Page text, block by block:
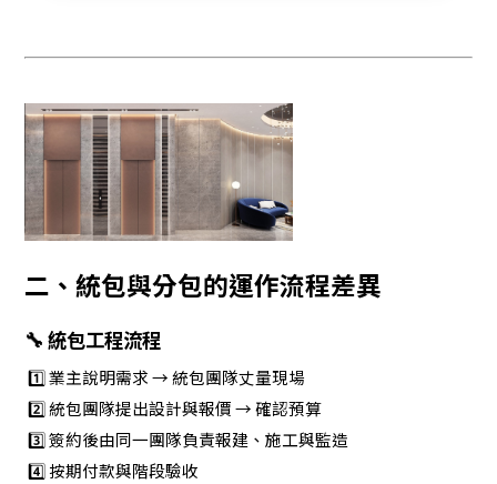
二、統包與分包的運作流程差異
🔧 統包工程流程
1️⃣ 業主說明需求 → 統包團隊丈量現場
2️⃣ 統包團隊提出設計與報價 → 確認預算
3️⃣ 簽約後由同一團隊負責報建、施工與監造
4️⃣ 按期付款與階段驗收